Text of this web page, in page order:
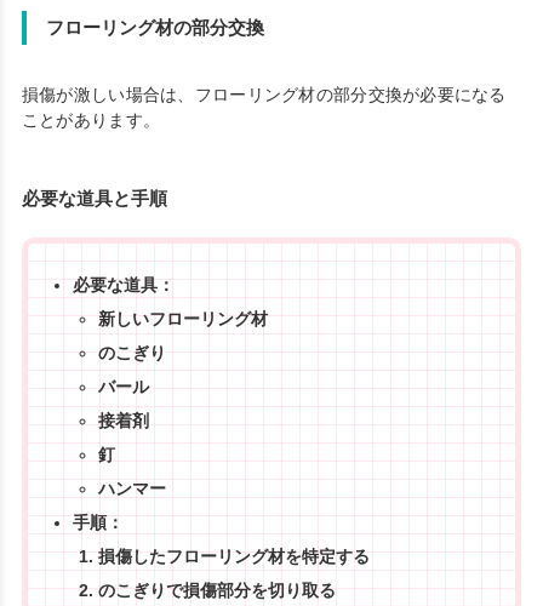
フローリング材の部分交換
損傷が激しい場合は、フローリング材の部分交換が必要になる
ことがあります。
必要な道具と手順
必要な道具：
新しいフローリング材
のこぎり
バール
接着剤
釘
ハンマー
手順：
損傷したフローリング材を特定する
のこぎりで損傷部分を切り取る